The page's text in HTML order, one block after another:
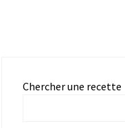
Chercher une recette